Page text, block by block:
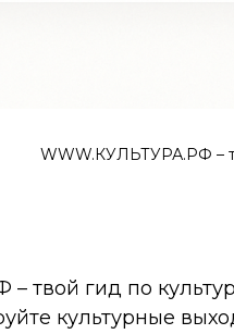
WWW.КУЛЬТУРА.РФ –
твой гид по
культурные